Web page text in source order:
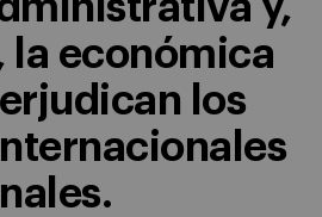
la económica
los